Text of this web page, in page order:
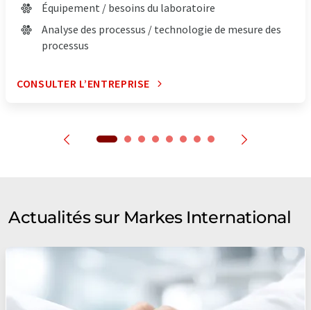
Équipement / besoins du laboratoire
Analyse des processus / technologie de mesure des
processus
CONSULTER L’ENTREPRISE
Actualités sur Markes International